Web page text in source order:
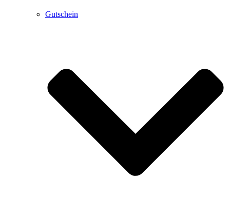
Gutschein